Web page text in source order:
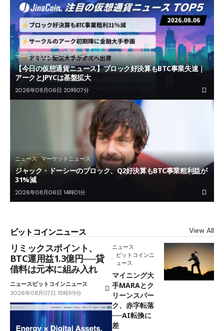
マーケットニュース ニュース
【今日の仮想通貨ニュース】ブロック好決算もBTC事業失速｜
アークとJPYCは基盤拡大
2026年08月06日 20時07分
ニュース マーケットニュース
ジャック・ドーシーのブロック、Q2好決算もBTC事業粗利益が
31%減
2026年08月06日 14時01分
ビットコインニュース View All
リミックスポイント、
BTC運用益1.3億円──貸
借料は元本に組み入れ
ニュースビットコインニュース
2026年08月07日 15時59分
ニュース
ビットコインニ
ュース
マイニング大
手MARAとク
リーンスパー
ク、赤字転落
──AI転換に
差